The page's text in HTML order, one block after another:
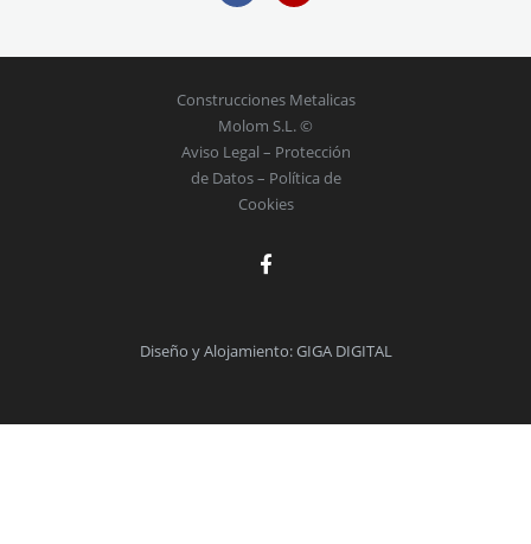
Construcciones Metalicas
Molom S.L. ©
Aviso Legal – Protección
de Datos– Política de
Cookies
Diseño y Alojamiento: GIGA DIGITAL